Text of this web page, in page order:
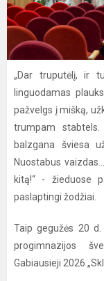
„Dar truputėlį, ir
linguodamas
pažvelgs į mišką,
trumpam
balzgana šviesa
Nuostabus
kitą!“ - žieduose
paslaptingi žodžiai.
Taip gegužės 20
progimnazijos
Gabiausieji 2026